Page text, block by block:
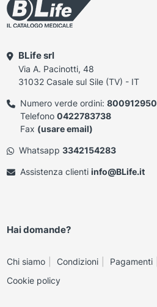
BLife srl
Via A. Pacinotti, 48
31032 Casale sul Sile (TV) - IT
Numero verde ordini: 800912950
Telefono 0422783738
Fax (usare email)
Whatsapp 3342154283
Assistenza clienti info@BLife.it
Hai domande?
Chi siamo Condizioni Pagamenti
Cookie policy